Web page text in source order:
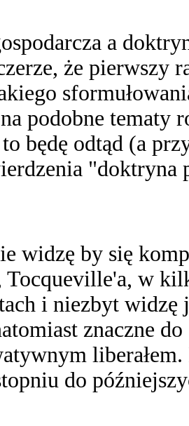
a
że pierwszy
podobne tematy
będę odtąd (a
widzę by się
Tocqueville'a, w
i niezbyt widzę
znaczne
do